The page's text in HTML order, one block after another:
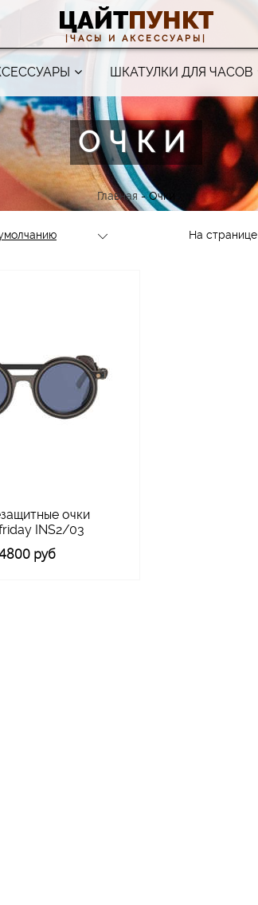
ЦАЙТПУНКТ
|ЧАСЫ И АКСЕССУАРЫ|
ШКАТУЛКИ ДЛЯ ЧАСОВ
ОЧКИ
Главная - Очки
На странице
очки
INS2/03
руб